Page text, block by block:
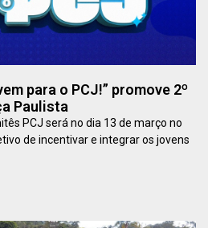
para o PCJ!” promove 2º
Paulista
PCJ será no dia 13 de março no
de incentivar e integrar os jovens